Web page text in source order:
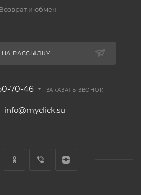
и обмен
РАССЫЛКУ
70-46 ЗАКАЗАТЬ ЗВОНОК
info@myclick.su